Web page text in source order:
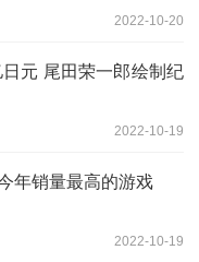
2022-10-20
元 尾田荣一郎绘制纪
2022-10-19
年销量最高的游戏
2022-10-19